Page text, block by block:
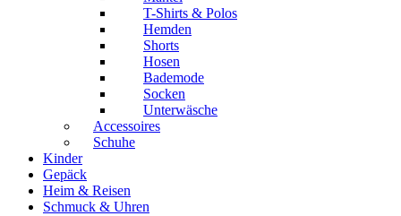
T-Shirts & Polos
Hemden
Shorts
Hosen
Bademode
Socken
Unterwäsche
Accessoires
Schuhe
Kinder
Gepäck
Heim & Reisen
Schmuck & Uhren